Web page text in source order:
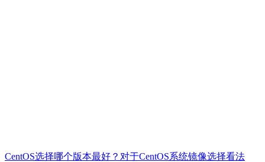
CentOS选择哪个版本最好？对于CentOS系统镜像选择看法